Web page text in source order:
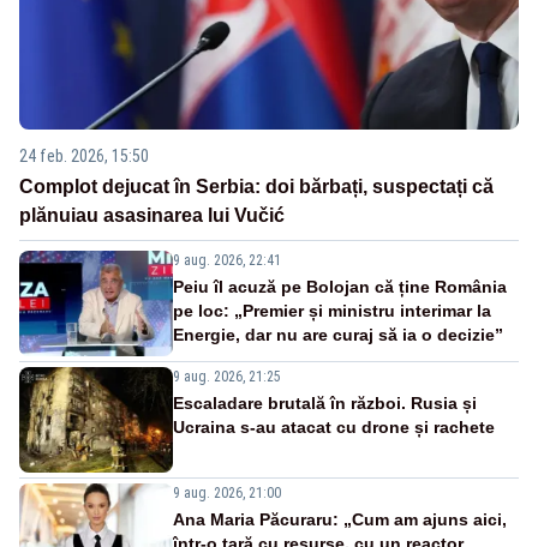
24 feb. 2026, 15:50
Complot dejucat în Serbia: doi bărbați, suspectați că
plănuiau asasinarea lui Vučić
9 aug. 2026, 22:41
Peiu îl acuză pe Bolojan că ține România
pe loc: „Premier și ministru interimar la
Energie, dar nu are curaj să ia o decizie”
9 aug. 2026, 21:25
Escaladare brutală în război. Rusia și
Ucraina s-au atacat cu drone și rachete
9 aug. 2026, 21:00
Ana Maria Păcuraru: „Cum am ajuns aici,
într-o țară cu resurse, cu un reactor